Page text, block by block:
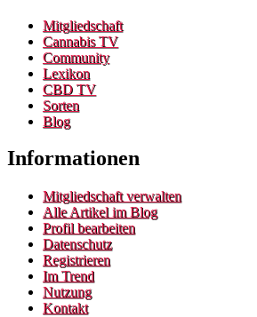
Mitgliedschaft
Cannabis TV
Community
Lexikon
CBD TV
Sorten
Blog
Informationen
Mitgliedschaft verwalten
Alle Artikel im Blog
Profil bearbeiten
Datenschutz
Registrieren
Im Trend
Nutzung
Kontakt